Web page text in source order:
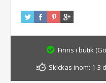
Finns i butik
Skickas inom: 1-3